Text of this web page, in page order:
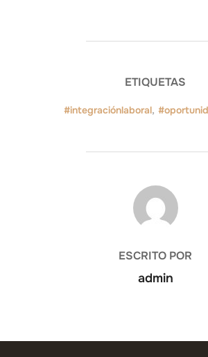
ETIQUETAS
#integraciónlaboral,
AUTOR DE LA
ESCRITO POR
admin